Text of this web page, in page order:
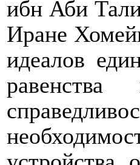
ибн Аби
Иране
идеалов